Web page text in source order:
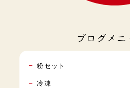
ブログメニ
粉セット
冷凍